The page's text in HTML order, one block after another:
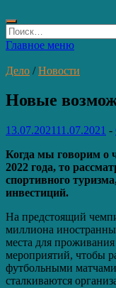
Найти:
Главное меню
Дело /Новости
Новые
13.07.202111.07.2021 -
Когда мы говорим о
2022 года, то
спортивного
инвестиций.
На предстоящий
миллиона
места для
мероприятий, чтобы
футбольными
сталкиваются